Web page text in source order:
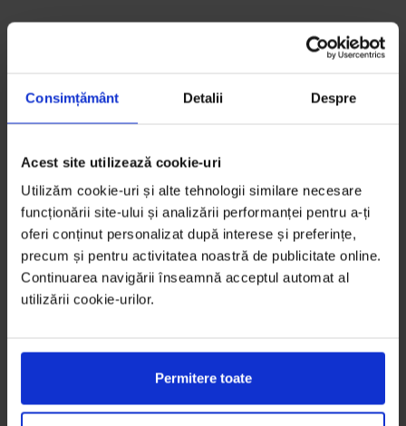
Consimțământ Detalii Despre
Acest site utilizează cookie-uri
Utilizăm cookie-uri și alte tehnologii similare necesare
funcționării site-ului și analizării performanței pentru a-ți
oferi conținut personalizat după interese și preferințe,
precum și pentru activitatea noastră de publicitate online.
Continuarea navigării înseamnă acceptul automat al
utilizării cookie-urilor.
Permitere toate